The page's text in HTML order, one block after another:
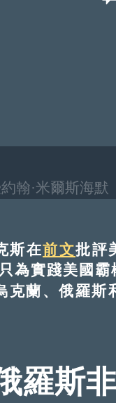
·米爾斯海默
揭示出美國的
斯在前文批評
為實踐美國
克蘭、俄羅斯
羅斯